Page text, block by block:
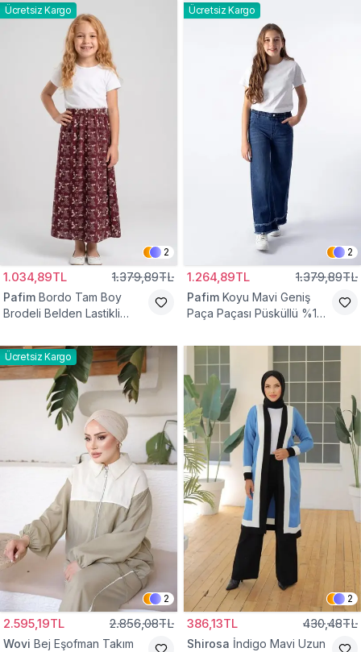
Ücretsiz Kargo
2
1.034,89TL 1.379,89TL
Pafim Bordo Tam Boy
Brodeli Belden Lastikli
Ücretsiz Kargo
2
1.264,89TL 1.379,89TL
Pafim Koyu Mavi Geniş
Paça Paçası Püsküllü %100
Pantolon
Ücretsiz Kargo
2
2.595,19TL 2.856,08TL
Wovi Bej Eşofman Takım
2
386,13TL 430,48TL
Shirosa İndigo Mavi Uzun